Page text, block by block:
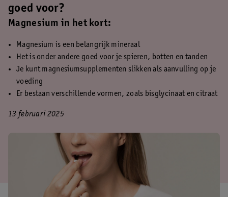
goed voor?
Magnesium in het kort:
Magnesium is een belangrijk mineraal
Het is onder andere goed voor je spieren, botten en tanden
Je kunt magnesiumsupplementen slikken als aanvulling op je
voeding
Er bestaan verschillende vormen, zoals bisglycinaat en citraat
13 februari 2025